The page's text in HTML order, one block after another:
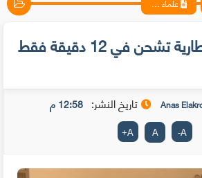
علماء يبتكرون بطارية تشحن في 12 دقيقة فقط
Anas تاريخ النشر: 12:58 م
A
-
A
A
+